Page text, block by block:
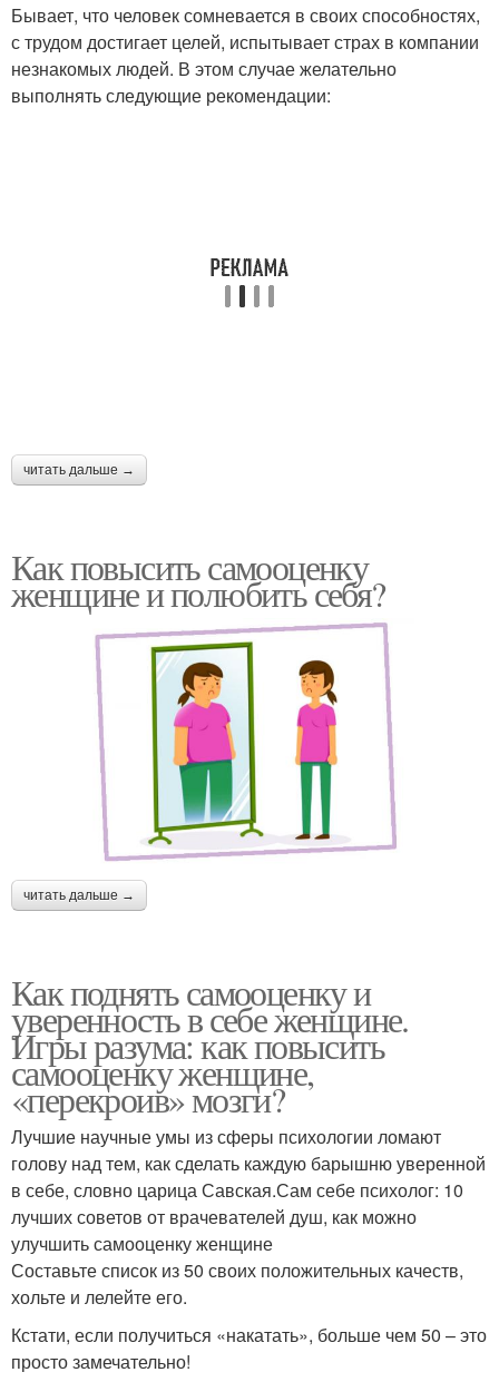
Бывает, что человек сомневается в своих способностях,
с трудом достигает целей, испытывает страх в компании
незнакомых людей. В этом случае желательно
выполнять следующие рекомендации:
читать дальше →
Как повысить самооценку
женщине и полюбить себя?
читать дальше →
Как поднять самооценку и
уверенность в себе женщине.
Игры разума: как повысить
самооценку женщине,
«перекроив» мозги?
Лучшие научные умы из сферы психологии ломают
голову над тем, как сделать каждую барышню уверенной
в себе, словно царица Савская.Сам себе психолог: 10
лучших советов от врачевателей душ, как можно
улучшить самооценку женщине
Составьте список из 50 своих положительных качеств,
хольте и лелейте его.
Кстати, если получиться «накатать», больше чем 50 – это
просто замечательно!